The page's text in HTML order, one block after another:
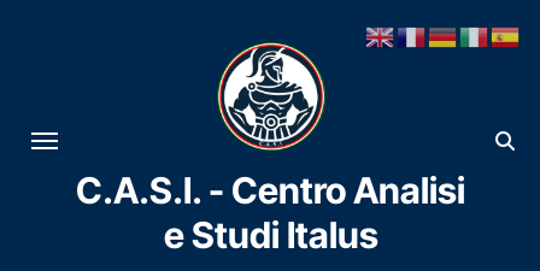
al
contenuto
C.A.S.I. - Centro Analisi
e Studi Italus